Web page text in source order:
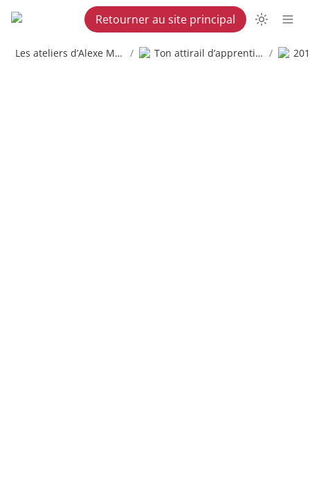
Retourner au site principal
Les ateliers d’Alexe Martel / Ton attirail d’apprenti copywriter /